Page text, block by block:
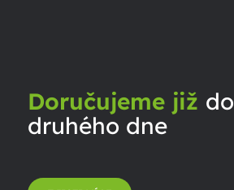
Doručujeme již do
druhého dne